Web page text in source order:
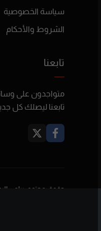
سياسة الخصوصية
الشروط والأحكام
تابعنا
متواجدون على
تابعنا ليصلك كل
حقوق محتوى برامج